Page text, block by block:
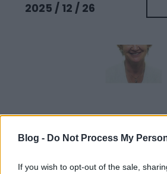
Blog - Do Not Process My
If you wish to opt-out of the sale,
2025 / 12 / 26